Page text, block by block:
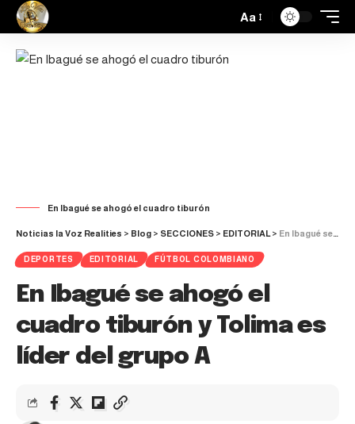
Aa
En Ibagué se ahogó el cuadro tiburón
Noticias la Voz Realities > Blog > SECCIONES > EDITORIAL > En Ibagué se ahogó el cuadro tiburón y Tolima es líder del grupo A
DEPORTES EDITORIAL FÚTBOL COLOMBIANO
En Ibagué se ahogó el
cuadro tiburón y Tolima es
líder del grupo A